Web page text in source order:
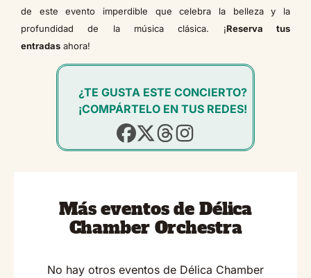
de este evento imperdible que celebra la belleza y la
profundidad de la música clásica. ¡Reserva tus
entradas ahora!
¿TE GUSTA ESTE CONCIERTO?
¡COMPÁRTELO EN TUS REDES!
Más eventos de Délica
Chamber Orchestra
No hay otros eventos de Délica Chamber